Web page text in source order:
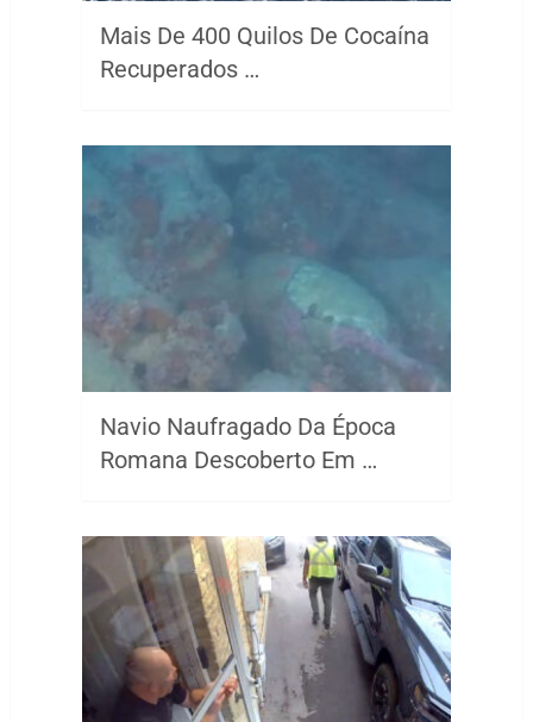
Mais De 400 Quilos De Cocaína
Recuperados …
Navio Naufragado Da Época
Romana Descoberto Em …